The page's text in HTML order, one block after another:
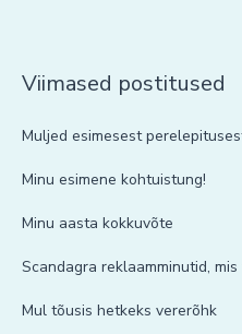
Viimased postitused
Muljed esimesest
Minu esimene kohtuistung!
Minu aasta kokkuvõte
Scandagra reklaamminutid,
Mul tõusis hetkeks vererõhk